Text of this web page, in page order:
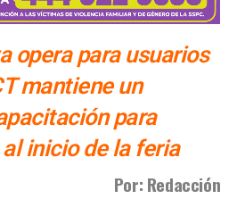
opera para usuarios
mantiene un
para
inicio de la feria
Por: Redacción